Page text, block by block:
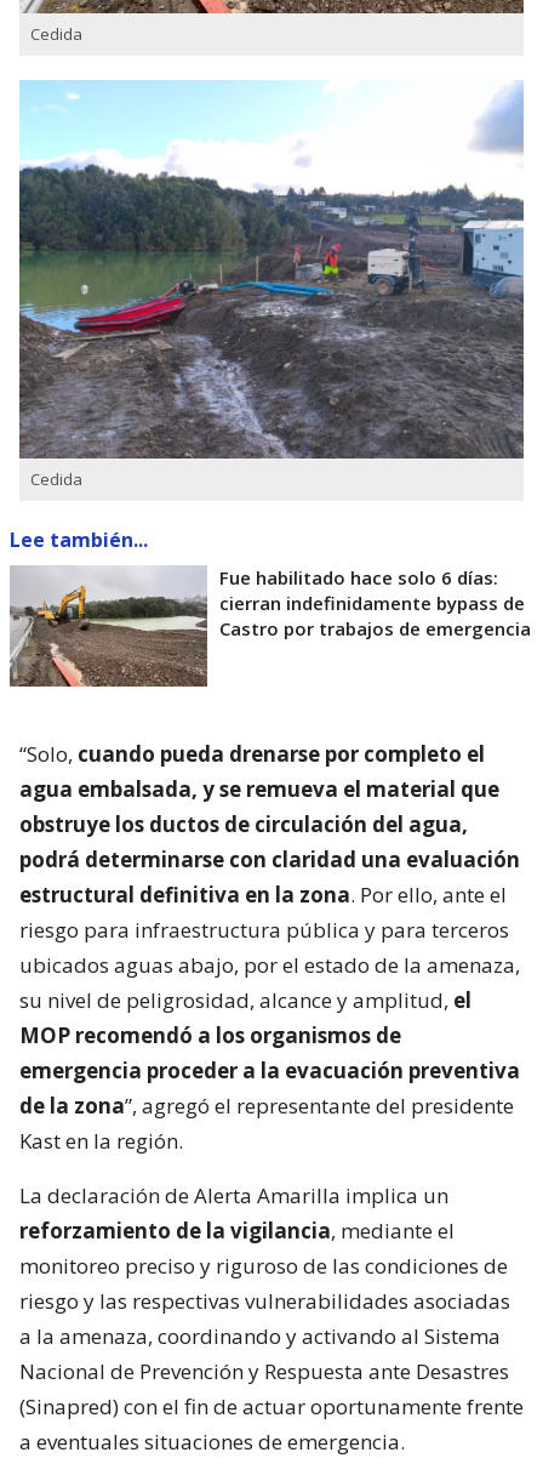
Cedida
Cedida
Lee también...
Fue habilitado hace solo 6 días:
cierran indefinidamente bypass de
Castro por trabajos de emergencia
“Solo, cuando pueda drenarse por completo el
agua embalsada, y se remueva el material que
obstruye los ductos de circulación del agua,
podrá determinarse con claridad una evaluación
estructural definitiva en la zona. Por ello, ante el
riesgo para infraestructura pública y para terceros
ubicados aguas abajo, por el estado de la amenaza,
su nivel de peligrosidad, alcance y amplitud, el
MOP recomendó a los organismos de
emergencia proceder a la evacuación preventiva
de la zona”, agregó el representante del presidente
Kast en la región.
La declaración de Alerta Amarilla implica un
reforzamiento de la vigilancia, mediante el
monitoreo preciso y riguroso de las condiciones de
riesgo y las respectivas vulnerabilidades asociadas
a la amenaza, coordinando y activando al Sistema
Nacional de Prevención y Respuesta ante Desastres
(Sinapred) con el fin de actuar oportunamente frente
a eventuales situaciones de emergencia.